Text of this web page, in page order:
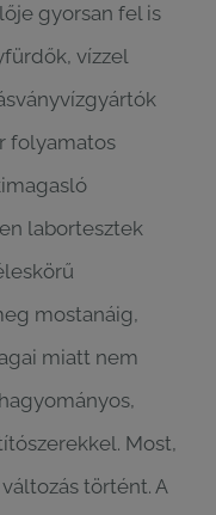
gyorsan fel is
vízzel
folyamatos
labortesztek
mostanáig,
miatt nem
Most,
történt. A